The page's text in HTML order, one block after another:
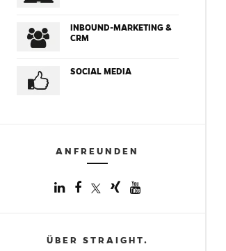
INBOUND-MARKETING &
CRM
SOCIAL MEDIA
ANFREUNDEN
ÜBER STRAIGHT.